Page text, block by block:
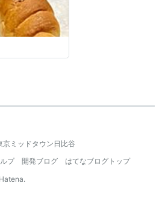
ミッドタウン日比谷
プ 開発ブログ
はてなブログトップ
Hatena.